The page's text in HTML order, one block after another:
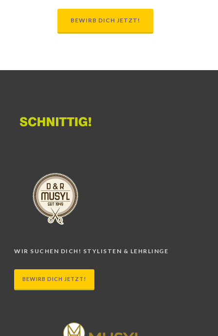
BEWIRB DICH JETZT!
WIR SUCHEN DICH! STYLISTEN & LEHRLINGE
BEWIRB DICH JETZT!